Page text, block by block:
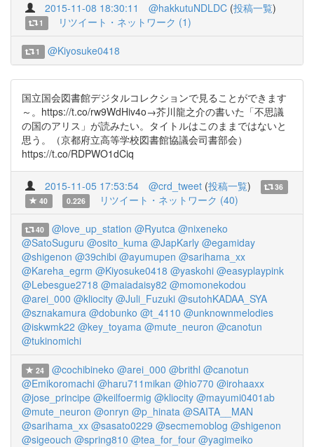
2015-11-08 18:30:11 @hakkutuNDLDC (投稿一覧)
1 リツイート・ネットワーク (1)
1 @Kiyosuke0418
国立国会図書館デジタルコレクションで見ることができます
～。https://t.co/rw9WdHiv4o→芥川龍之介の書いた「不思議
の国のアリス」が読みたい。タイトルはこのままではないと
思う。（京都府立高等学校図書館協議会司書部会）
https://t.co/RDPWO1dCiq
2015-11-05 17:53:54 @crd_tweet (投稿一覧)
36
40
0.226 リツイート・ネットワーク (40)
40 @love_up_station @Ryutca @nixeneko
@SatoSuguru @osito_kuma @JapKarly @egamiday
@shigenon @39chibi @ayumupen @sarihama_xx
@Kareha_egrm @Kiyosuke0418 @yaskohi @easyplaypink
@Lebesgue2718 @maiadaisy82 @momonekodou
@arei_000 @kliocity @Juli_Fuzuki @sutohKADAA_SYA
@sznakamura @dobunko @t_4110 @unknownmelodies
@iskwmk22 @key_toyama @mute_neuron @canotun
@tukinomichi
24 @cochibineko @arei_000 @brithl @canotun
@Emikoromachi @haru711mikan @hio770 @irohaaxx
@jose_principe @keilfoermig @kliocity @mayumi0401ab
@mute_neuron @onryn @p_hinata @SAITA__MAN
@sarihama_xx @sasato0229 @secmemoblog @shigenon
@sigeouch @spring810 @tea_for_four @yagimeiko